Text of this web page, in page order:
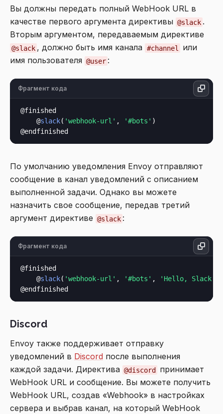
Вы должны передать полный WebHook URL в
качестве первого аргумента директивы @slack .
Вторым аргументом, передаваемым директиве
@slack , должно быть имя канала #channel
или
имя пользователя @user :
Фрагмент кода
@finished
    @
slack( 'webhook-url' , '#bots' )
По умолчанию уведомления Envoy отправляют
сообщение в канал уведомлений с описанием
выполненной задачи. Однако вы можете
назначить свое сообщение, передав третий
аргумент директиве @slack :
Фрагмент кода
@finished
    @
slack( 'webhook-url' , '#bots' , 'Hello, Slack.'
Discord
Envoy также поддерживает отправку
уведомлений в Discord после выполнения
каждой задачи. Директива @discord принимает
WebHook URL и сообщение. Вы можете получить
WebHook URL, создав «Webhook» в настройках
сервера и выбрав канал, на который WebHook